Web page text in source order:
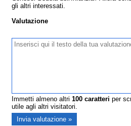
gli altri interessati.
Valutazione
Immetti almeno altri100 caratteri per
utile agli altri visitatori.